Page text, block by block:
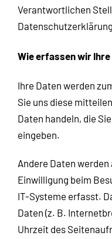
Verantwortlichen
Wie erfassen wir Ihre
Ihre Daten werden
Sie uns diese
Daten handeln, die
eingeben.
Andere Daten
Einwilligung beim
IT-Systeme erfasst.
Daten (z. B.
Uhrzeit des